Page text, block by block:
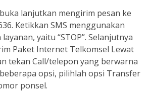
lanjutkan mengirim pesan ke
Ketikkan SMS menggunakan
yaitu “STOP”. Selanjutnya
Paket Internet Telkomsel Lewat
tekan Call/telepon yang berwarna
opsi, pilihlah opsi Transfer
ponsel.